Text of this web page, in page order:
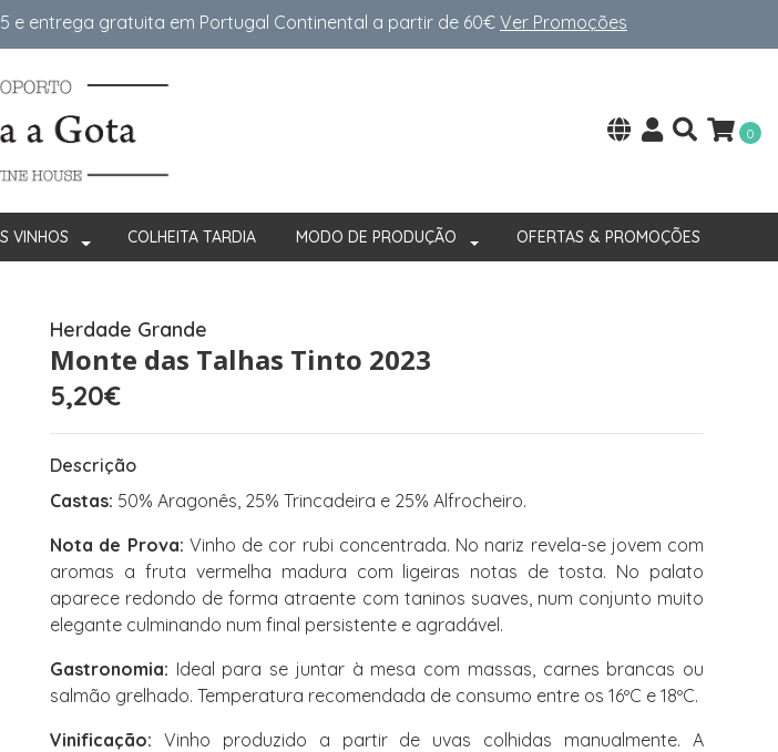
e entrega gratuita em Portugal Continental a partir de 60€Ver Promoções
0
VINHOS COLHEITA TARDIA MODO DE PRODUÇÃO OFERTAS & PROMOÇÕES
Herdade Grande
Monte das Talhas Tinto 2023
5,20€
Descrição
Castas: 50% Aragonês, 25% Trincadeira e 25% Alfrocheiro.
Nota de Prova: Vinho de cor rubi concentrada. No nariz revela-se jovem com
aromas a fruta vermelha madura com ligeiras notas de tosta. No palato
aparece redondo de forma atraente com taninos suaves, num conjunto muito
elegante culminando num final persistente e agradável.
Gastronomia: Ideal para se juntar à mesa com massas, carnes brancas ou
salmão grelhado. Temperatura recomendada de consumo entre os 16ºC e 18ºC.
Vinificação: Vinho produzido a partir de uvas colhidas manualmente. A